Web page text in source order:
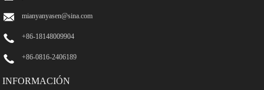
mianyanyasen@sina.com
+86-18148009904
+86-0816-2406189
INFORMACIÓN